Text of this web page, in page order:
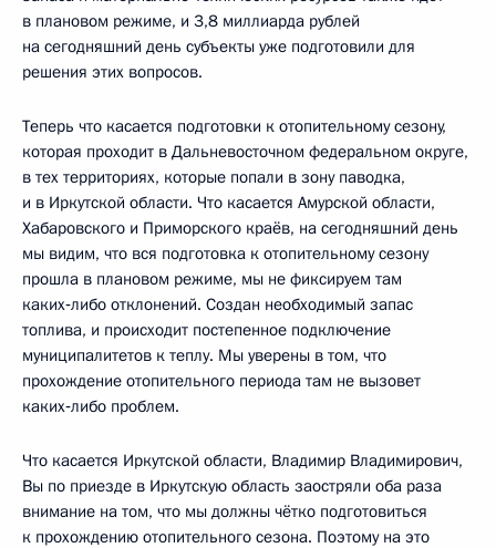
в плановом режиме, и 3,8 миллиарда рублей
на сегодняшний день субъекты уже подготовили для
решения этих вопросов.
Теперь что касается подготовки к отопительному сезону,
которая проходит в Дальневосточном федеральном округе,
в тех территориях, которые попали в зону паводка,
и в Иркутской области. Что касается Амурской области,
Хабаровского и Приморского краёв, на сегодняшний день
мы видим, что вся подготовка к отопительному сезону
прошла в плановом режиме, мы не фиксируем там
каких‑либо отклонений. Создан необходимый запас
топлива, и происходит постепенное подключение
муниципалитетов к теплу. Мы уверены в том, что
прохождение отопительного периода там не вызовет
каких‑либо проблем.
Что касается Иркутской области, Владимир Владимирович,
Вы по приезде в Иркутскую область заостряли оба раза
внимание на том, что мы должны чётко подготовиться
к прохождению отопительного сезона. Поэтому на это